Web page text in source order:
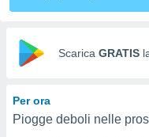
di
Scarica GRATIS
Per ora
Piogge deboli nelle